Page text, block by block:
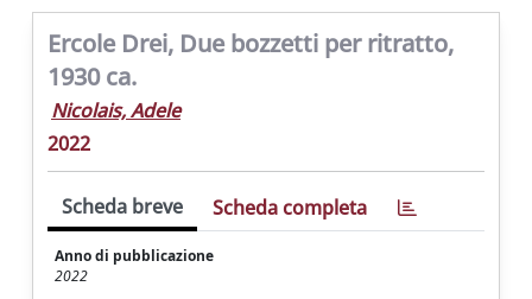
Ercole Drei, Due bozzetti per ritratto,
1930 ca.
Nicolais, Adele
2022
Scheda breve Scheda completa
Anno di pubblicazione
2022